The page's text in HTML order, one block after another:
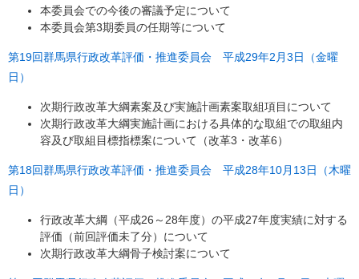
本委員会での今後の審議予定について
本委員会第3期委員の任期等について
第19回群馬県行政改革評価・推進委員会 平成29年2月3日（金曜
日）
次期行政改革大綱素案及び実施計画素案取組項目について
次期行政改革大綱実施計画における具体的な取組での取組内
容及び取組目標指標案について（改革3・改革6）
第18回群馬県行政改革評価・推進委員会 平成28年10月13日（木曜
日）
行政改革大綱（平成26～28年度）の平成27年度実績に対する
評価（前回評価未了分）について
次期行政改革大綱骨子検討案について